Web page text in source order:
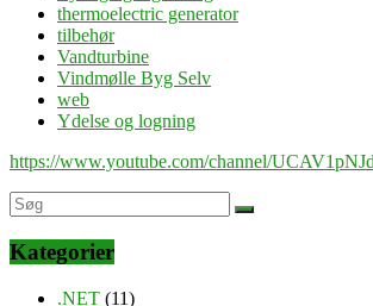
thermoelectric generator
tilbehør
Vandturbine
Vindmølle Byg Selv
web
Ydelse og logning
https://www.youtube.com/channel/
Kategorier
.NET (11)